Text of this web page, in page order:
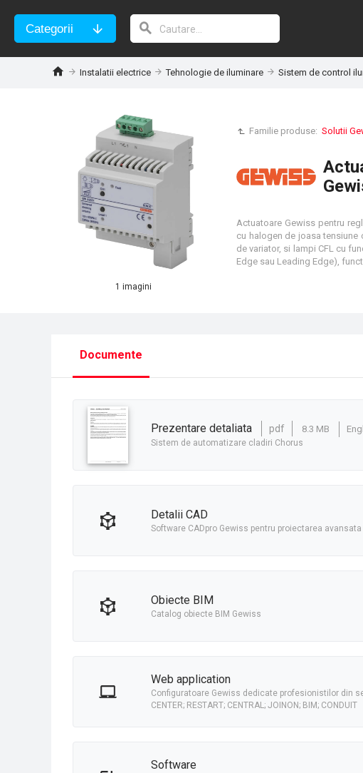
Categorii
Instalatii electrice Tehnologie de iluminare Sistem de control
Familie produse: Solutii
1 imagini
Actuatoare Gewiss pentru
cu halogen de joasa tensiune
de variator, si lampi CFL cu
Documente
prezentare detaliata pdf 8.3 MB
Sistem de automatizare cladiri Chorus
detalii CAD
Software CADpro Gewiss pentru proiectarea
obiecte BIM
Catalog obiecte BIM Gewiss
Web application
Configuratoare Gewiss dedicate profesionistilor din
CENTER; RESTART; CENTRAL; JOINON; BIM; CONDUIT
Software